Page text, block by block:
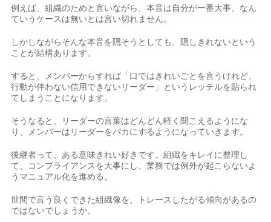
例えば、組織のためと言いながら、本音は自分が一番大事、なん
ていうケースは無いとは言い切れません。
しかしながらそんな本音を隠そうとしても、隠しきれないという
ことが結構あります。
すると、メンバーからすれば「口ではきれいごとを言うけれど、
行動が伴わない信用できないリーダー」というレッテルを貼られ
てしまうことになります。
そうなると、リーダーの言葉はどんどん軽く聞こえるようにな
り、メンバーはリーダーをバカにするようになっていきます。
後継者って、ある意味きれい好きです。組織をキレイに整理し
て、コンプライアンスを大事にし、業務では例外が起こらないよ
うマニュアル化を進める。
世間で言う良くできた組織像を、トレースしたがる傾向があるの
ではないでしょうか。